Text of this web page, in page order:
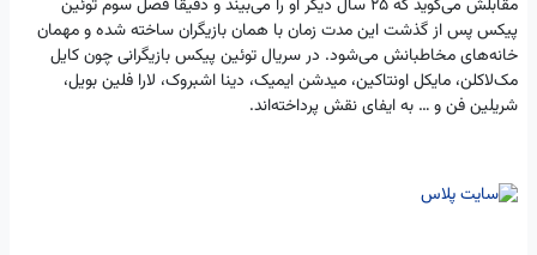
مقابلش می‌گوید که ۲۵ سال دیگر او را می‌بیند و دقیقاً فصل سوم توئین
پیکس پس از گذشت این مدت زمان با همان بازیگران ساخته شده و مهمان
خانه‌های مخاطبانش می‌شود. در سریال توئین پیکس بازیگرانی چون کایل
مک‌لاکلن، مایکل اونتاکین، میدشن ایمیک، دینا اشبروک، لارا فلین بویل،
شریلین فن و … به ایفای نقش پرداخته‌اند.